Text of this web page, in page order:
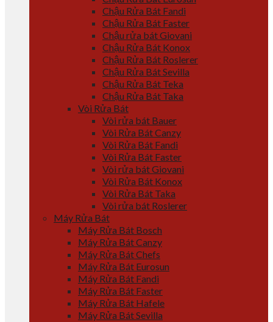
Chậu Rửa Bát Fandi
Chậu Rửa Bát Faster
Chậu rửa bát Giovani
Chậu Rửa Bát Konox
Chậu Rửa Bát Roslerer
Chậu Rửa Bát Sevilla
Chậu Rửa Bát Teka
Chậu Rửa Bát Taka
Vòi Rửa Bát
Vòi rửa bát Bauer
Vòi Rửa Bát Canzy
Vòi Rửa Bát Fandi
Vòi Rửa Bát Faster
Vòi rửa bát Giovani
Vòi Rửa Bát Konox
Vòi Rửa Bát Taka
Vòi rửa bát Roslerer
Máy Rửa Bát
Máy Rửa Bát Bosch
Máy Rửa Bát Canzy
Máy Rửa Bát Chefs
Máy Rửa Bát Eurosun
Máy Rửa Bát Fandi
Máy Rửa Bát Faster
Máy Rửa Bát Hafele
Máy Rửa Bát Sevilla